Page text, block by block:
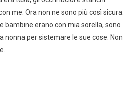
me. Ora non ne sono più così sicura.
bambine erano con mia sorella, sono
nonna per sistemare le sue cose. Non